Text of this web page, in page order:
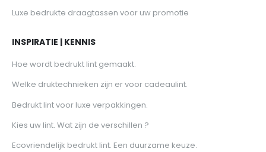
Luxe bedrukte draagtassen voor uw promotie
INSPIRATIE | KENNIS
Hoe wordt bedrukt lint gemaakt.
Welke druktechnieken zijn er voor cadeaulint.
Bedrukt lint voor luxe verpakkingen.
Kies uw lint. Wat zijn de verschillen ?
Ecovriendelijk bedrukt lint. Een duurzame keuze.